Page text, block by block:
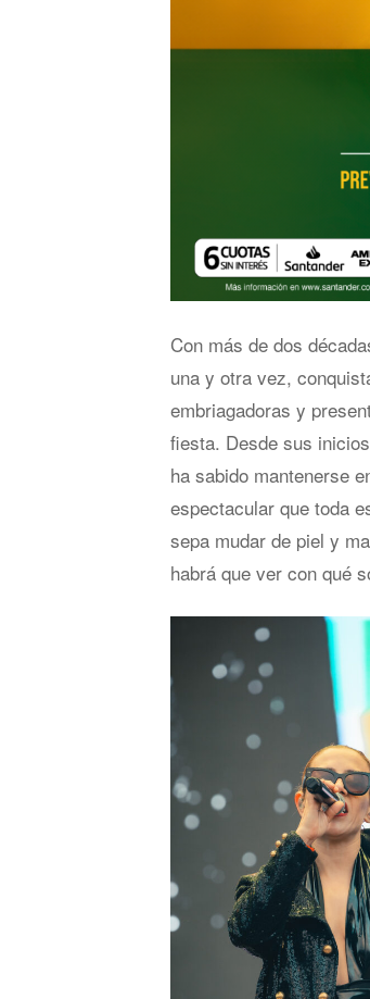
Con más de dos
una y otra vez,
embriagadoras y
fiesta. Desde sus
ha sabido mantenerse
espectacular que toda
sepa mudar de piel y
habrá que ver con qué